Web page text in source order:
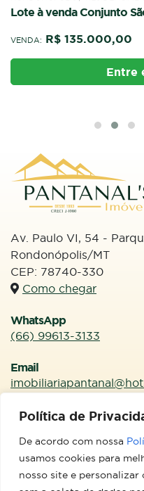
Política de
De acordo com nossa
usamos cookies para
nosso site e personalizar
VENDA TERRENO
RONDONÓPOLIS / RESIDENCIAL
Lote à venda Conjunto
VENDA:R$ 135.000,00
Av. Paulo VI, 54 -
CEP: 78740-330
Como chegar
WhatsApp
Email
Redes Sociais